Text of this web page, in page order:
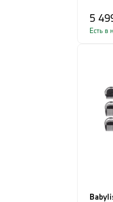
синий
5
Есть в